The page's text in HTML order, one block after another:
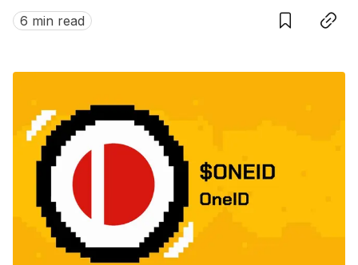
ra kỷ nguyên mới: staking on-chain mà không cần
đánh đổi giữa phần thưởng và thanh khoản.
6 min read